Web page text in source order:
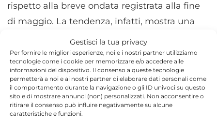
Gestisci la tua privacy
Per fornire le migliori esperienze, noi e i nostri partner utilizziamo
tecnologie come i cookie per memorizzare e/o accedere alle
informazioni del dispositivo. Il consenso a queste tecnologie
permetterà a noi e ai nostri partner di elaborare dati personali come
il comportamento durante la navigazione o gli ID univoci su questo
sito e di mostrare annunci (non) personalizzati. Non acconsentire o
ritirare il consenso può influire negativamente su alcune
caratteristiche e funzioni.
rispetto alla breve ondata registrata alla fine
di maggio. La tendenza, infatti, mostra una
persistenza delle condizioni stabili anche nella
seconda parte della settimana.
TORNA IN ATTUALITÀ